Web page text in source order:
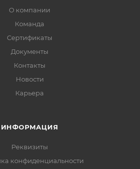
О компании
Команда
Сертификаты
Документы
Контакты
Новости
Карьера
ИНФОРМАЦИЯ
Реквизиты
конфиденциальности